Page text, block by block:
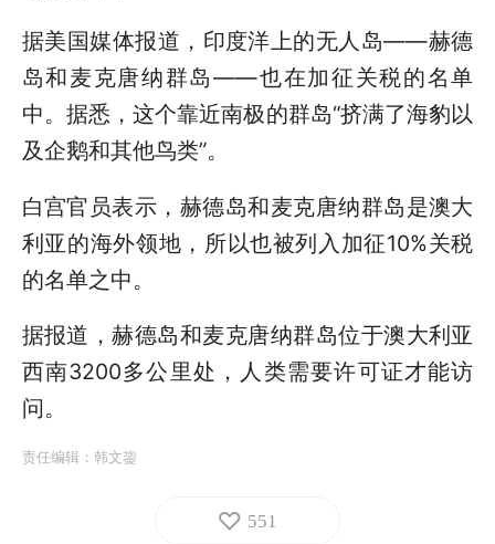
据美国媒体报道，印度洋上的无人岛——赫德
岛和麦克唐纳群岛——也在加征关税的名单
中。据悉，这个靠近南极的群岛“挤满了海豹以
及企鹅和其他鸟类”。
白宫官员表示，赫德岛和麦克唐纳群岛是澳大
利亚的海外领地，所以也被列入加征10%关税
的名单之中。
据报道，赫德岛和麦克唐纳群岛位于澳大利亚
西南3200多公里处，人类需要许可证才能访
问。
责任编辑： 韩文鋆
551